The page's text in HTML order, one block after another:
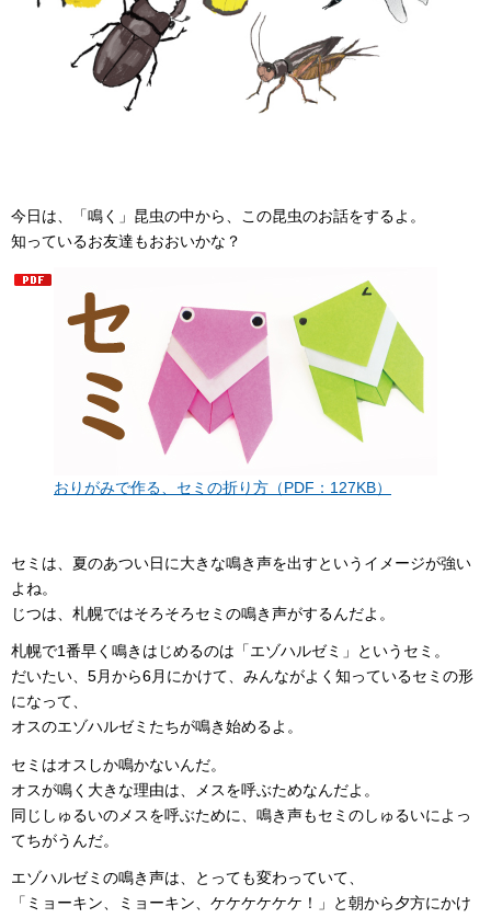
今日は、「鳴く」昆虫の中から、この昆虫のお話をするよ。
知っているお友達もおおいかな？
おりがみで作る、セミの折り方（PDF：127KB）
セミは、夏のあつい日に大きな鳴き声を出すというイメージが強い
よね。
じつは、札幌ではそろそろセミの鳴き声がするんだよ。
札幌で1番早く鳴きはじめるのは「エゾハルゼミ」というセミ。
だいたい、5月から6月にかけて、みんながよく知っているセミの形
になって、
オスのエゾハルゼミたちが鳴き始めるよ。
セミはオスしか鳴かないんだ。
オスが鳴く大きな理由は、メスを呼ぶためなんだよ。
同じしゅるいのメスを呼ぶために、鳴き声もセミのしゅるいによっ
てちがうんだ。
エゾハルゼミの鳴き声は、とっても変わっていて、
「ミョーキン、ミョーキン、ケケケケケケ！」と朝から夕方にかけ